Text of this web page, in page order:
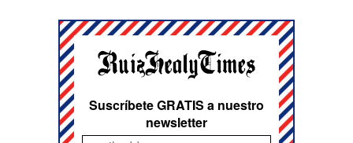
Suscríbete GRATIS a nuestro
newsletter